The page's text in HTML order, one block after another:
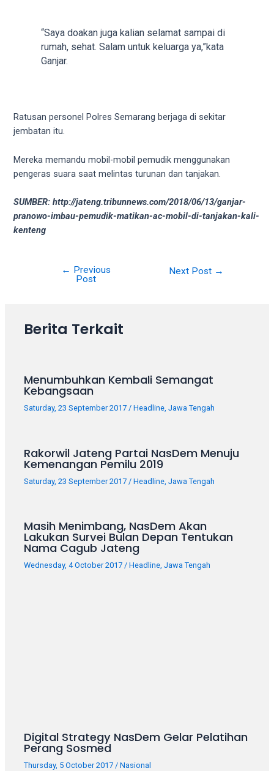
ass,
blonde,
etc.
You
also
find
gay
corresponding
website.
completely
“Saya doakan juga kalian selamat sampai di
rumah, sehat. Salam untuk keluarga ya,”kata
Ganjar.
Ratusan personel Polres Semarang berjaga di sekitar
jembatan itu.
Mereka memandu mobil-mobil pemudik menggunakan
pengeras suara saat melintas turunan dan tanjakan.
SUMBER: http://jateng.tribunnews.com/2018/06/13/ganjar-
pranowo-imbau-pemudik-matikan-ac-mobil-di-tanjakan-kali-
kenteng
← Previous
Post
Next Post →
Berita Terkait
Menumbuhkan Kembali Semangat
Kebangsaan
Saturday, 23 September 2017/Headline,Jawa Tengah
Rakorwil Jateng Partai NasDem Menuju
Kemenangan Pemilu 2019
Saturday, 23 September 2017 /Headline ,Jawa Tengah
Masih Menimbang, NasDem Akan
Lakukan Survei Bulan Depan Tentukan
Nama Cagub Jateng
Wednesday, 4 October 2017/Headline,Jawa Tengah
Digital Strategy NasDem Gelar Pelatihan
Perang Sosmed
Thursday, 5 October 2017/Nasional